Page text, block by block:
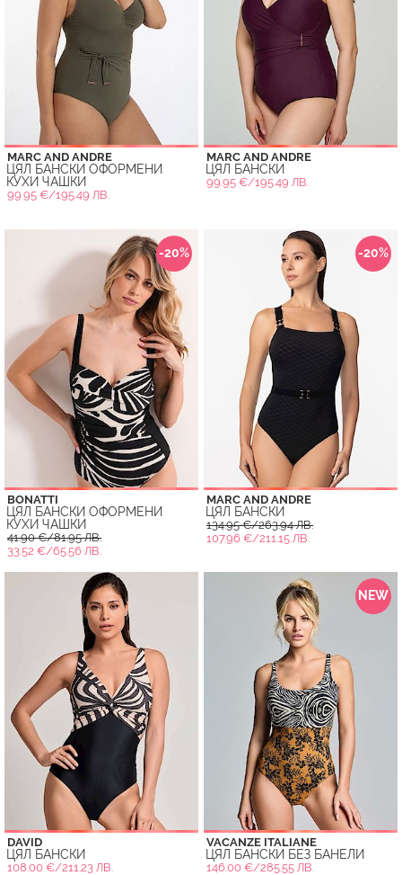
MARC AND ANDRE
ЦЯЛ БАНСКИ ОФОРМЕНИ
КУХИ ЧАШКИ
99.95 €/195.49 ЛВ.
MARC AND ANDRE
ЦЯЛ БАНСКИ
99.95 €/195.49 ЛВ.
-20%
BONATTI
ЦЯЛ БАНСКИ ОФОРМЕНИ
КУХИ ЧАШКИ
41.90 €/81.95 ЛВ.
33.52 €/65.56 ЛВ.
-20%
MARC AND ANDRE
ЦЯЛ БАНСКИ
134.95 €/263.94 ЛВ.
107.96 €/211.15 ЛВ.
DAVID
ЦЯЛ БАНСКИ
108.00 €/211.23 ЛВ.
NEW
VACANZE ITALIANE
ЦЯЛ БАНСКИ БЕЗ БАНЕЛИ
146.00 €/285.55 ЛВ.